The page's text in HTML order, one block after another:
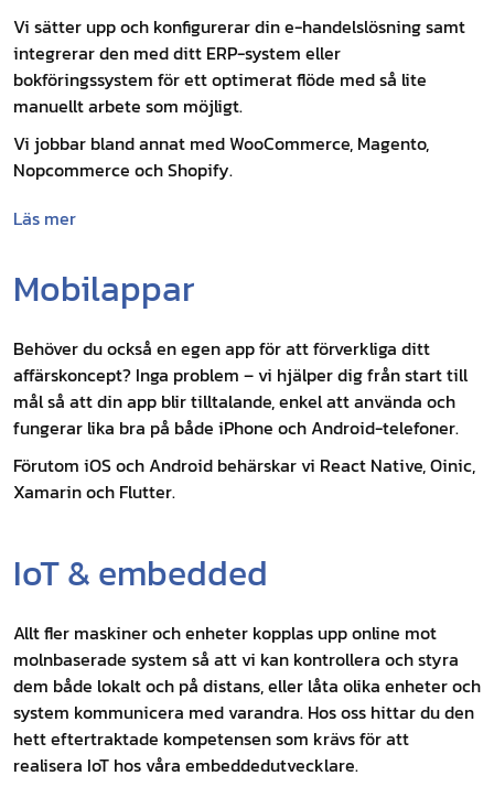
Vi sätter upp och konfigurerar din e-handelslösning samt
integrerar den med ditt ERP-system eller
bokföringssystem för ett optimerat flöde med så lite
manuellt arbete som möjligt.
Vi jobbar bland annat med WooCommerce, Magento,
Nopcommerce och Shopify.
Läs mer
Mobilappar
Behöver du också en egen app för att förverkliga ditt
affärskoncept? Inga problem – vi hjälper dig från start till
mål så att din app blir tilltalande, enkel att använda och
fungerar lika bra på både iPhone och Android-telefoner.
Förutom iOS och Android behärskar vi React Native, Oinic,
Xamarin och Flutter.
IoT & embedded
Allt fler maskiner och enheter kopplas upp online mot
molnbaserade system så att vi kan kontrollera och styra
dem både lokalt och på distans, eller låta olika enheter och
system kommunicera med varandra. Hos oss hittar du den
hett eftertraktade kompetensen som krävs för att
realisera IoT hos våra embeddedutvecklare.